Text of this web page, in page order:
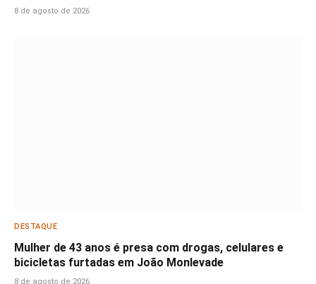
8 de agosto de 2026
DESTAQUE
Mulher de 43 anos é presa com drogas, celulares e
bicicletas furtadas em João Monlevade
8 de agosto de 2026